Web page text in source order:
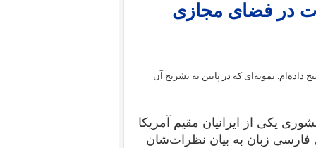
در فضای مجازی
داده‌ام. نمونه‌‌ای که در پایین به تشریح آن
یکی از ایرانیان مقیم آمریکا
فارسی زبان به بیان نظرات‌شان